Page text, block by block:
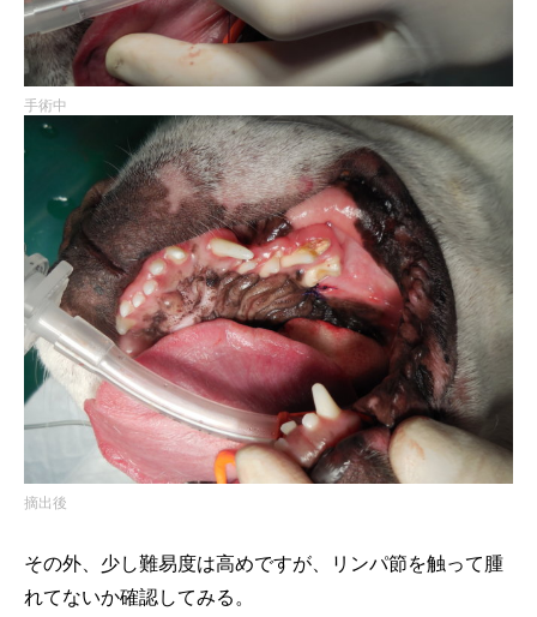
手術中
摘出後
その外、少し難易度は高めですが、リンパ節を触って腫
れてないか確認してみる。